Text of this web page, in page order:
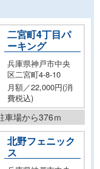
二宮町4丁目パ
ーキング
兵庫県神戸市中央
区二宮町4-8-10
月額／22,000円(消
費税込)
車場から376ｍ
北野フェニック
ス